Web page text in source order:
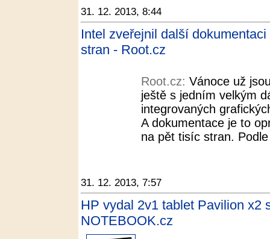
31. 12. 2013, 8:44
Intel zveřejnil další
stran - Root.cz
Root.cz: Vánoce už
ještě s jedním velkým
integrovaných
A dokumentace je to
na pět tisíc stran.
31. 12. 2013, 7:57
HP vydal 2v1 tablet Pavilion x2
NOTEBOOK.cz